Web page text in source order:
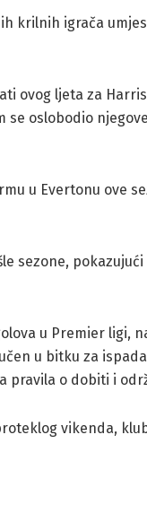
krilnih igrača
ovog ljeta za
se oslobodio
u Evertonu ove
sezone,
u Premier ligi,
u bitku za
pravila o dobiti i
vikenda,